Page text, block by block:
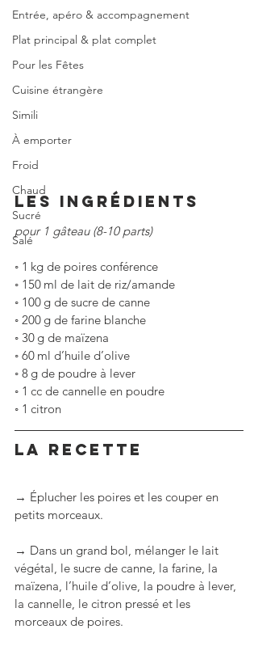
Entrée, apéro & accompagnement
Plat principal & plat complet
Pour les Fêtes
Cuisine étrangère
Simili
À emporter
Froid
Chaud
Sucré
Salé
LES INGRÉDIENTS
pour 1 gâteau (8-10 parts)
◦ 1 kg de poires conférence
◦ 150 ml de lait de riz/amande
◦ 100 g de sucre de canne
◦ 200 g de farine blanche
◦ 30 g de maïzena
◦ 60 ml d’huile d’olive
◦ 8 g de poudre à lever
◦ 1 cc de cannelle en poudre
◦ 1 citron
LA RECETTE
→ Éplucher les poires et les couper en
petits morceaux.
→ Dans un grand bol, mélanger le lait
végétal, le sucre de canne, la farine, la
maïzena, l’huile d’olive, la poudre à lever,
la cannelle, le citron pressé et les
morceaux de poires.